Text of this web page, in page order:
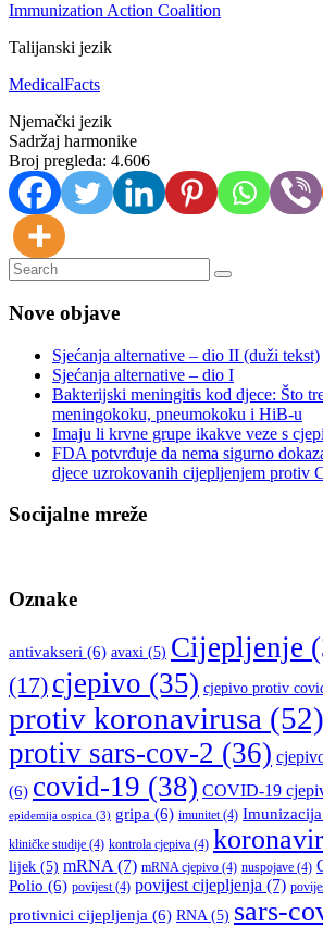
Immunization Action Coalition
Talijanski jezik
MedicalFacts
Njemački jezik
Sadržaj harmonike
Broj pregleda: 4.606
Nove objave
Sjećanja alternative – dio II (duži tekst)
Sjećanja alternative – dio I
Bakterijski meningitis kod djece: Što
meningokoku, pneumokoku i HiB-u
Imaju li krvne grupe ikakve veze s
FDA potvrđuje da nema sigurno
djece uzrokovanih cijepljenjem protiv
Socijalne mreže
Oznake
antivakseri (6) avaxi (5) Cijepljenje
(17) cjepivo (35) cjepivo protiv
protiv koronavirusa (52)
protiv sars-cov-2 (36)
(6) covid-19 (38) COVID-19
epidemija ospica (3) gripa (6) imunitet(4) Imunizacija
kliničke studije (4) kontrola cjepiva (4)
lijek (5) mRNA(7) mRNA cjepivo (4) nuspojave (4)
Polio (6) povijest(4) povijest cijepljenja (7)
protivnici cijepljenja (6) RNA(5) sars-